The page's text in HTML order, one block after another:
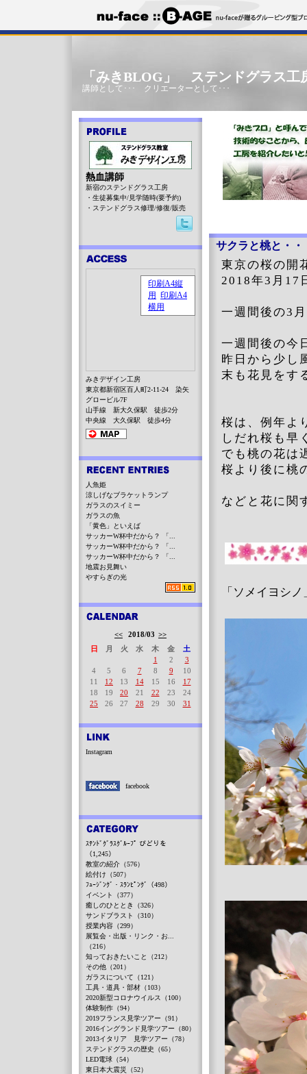
「みきBLOG」 ステンドグラス工
講師として･･･ クリエーターとして･･･
サクラと桃と・
東京の桜の開
2018年3月17
一週間後の3
一週間後の今
昨日から少し
末も花見をす
桜は、例年よ
しだれ桜も早
でも桃の花は
桜より後に桃
などと花に関
「ソメイヨシノ
熱血講師
新宿のステンドグラス工房
・生徒募集中/見学随時(要予約)
・ステンドグラス修理/修復/販売
みきデザイン工房
東京都新宿区百人町2-11-24 染矢
グロービル7F
山手線 新大久保駅 徒歩2分
中央線 大久保駅 徒歩4分
人魚姫
涼しげなブラケットランプ
ガラスのスイミー
ガラスの魚
「黄色」といえば
サッカーW杯中だから？ 「...
サッカーW杯中だから？ 「...
サッカーW杯中だから？ 「...
地震お見舞い
やすらぎの光
<< 2018/03 >>
日
月 火 水 木 金
土
1
2
3
4
5 6 7 8 9
10
11
12 13 14 15 16
17
18
19 20 21 22 23
24
25
26 27 28 29 30 31
Instagram
facebook
ｽﾃﾝﾄﾞｸﾞﾗｽｸﾞﾙｰﾌﾟ びどりを
（1,245）
教室の紹介（576）
絵付け（507）
ﾌｭｰｼﾞﾝｸﾞ・ｽﾗﾝﾋﾟﾝｸﾞ（498）
イベント（377）
癒しのひととき（326）
サンドブラスト（310）
授業内容（299）
展覧会・出版・リンク・お...
（216）
知っておきたいこと（212）
その他（201）
ガラスについて（121）
工具・道具・部材（103）
2020新型コロナウイルス（100）
体験制作（94）
2019フランス見学ツアー（91）
2016イングランド見学ツアー（80）
2013イタリア 見学ツアー（78）
ステンドグラスの歴史（65）
LED電球（54）
東日本大震災（52）